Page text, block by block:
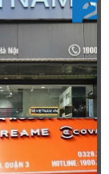
tỷ lệ pha